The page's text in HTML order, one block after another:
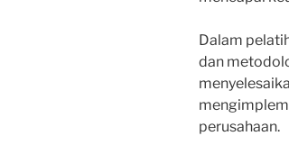
Dalam
dan
perusahaan.